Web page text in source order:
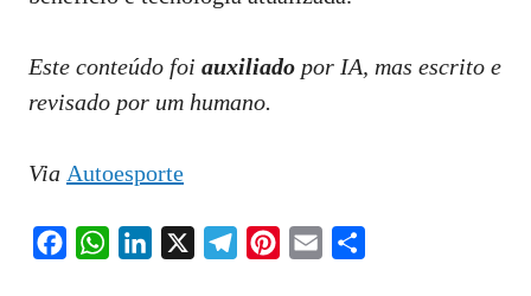
Este conteúdo foi auxiliado por IA, mas escrito e
revisado por um humano.
Via Autoesporte
W